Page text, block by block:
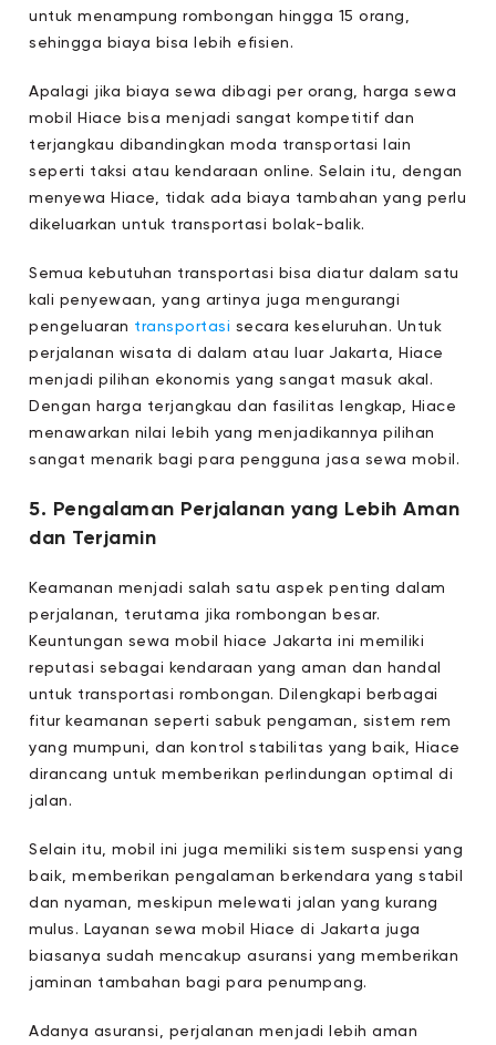
untuk menampung rombongan hingga 15 orang,
sehingga biaya bisa lebih efisien.
Apalagi jika biaya sewa dibagi per orang, harga sewa
mobil Hiace bisa menjadi sangat kompetitif dan
terjangkau dibandingkan moda transportasi lain
seperti taksi atau kendaraan online. Selain itu, dengan
menyewa Hiace, tidak ada biaya tambahan yang perlu
dikeluarkan untuk transportasi bolak-balik.
Semua kebutuhan transportasi bisa diatur dalam satu
kali penyewaan, yang artinya juga mengurangi
pengeluaran transportasi secara keseluruhan. Untuk
perjalanan wisata di dalam atau luar Jakarta, Hiace
menjadi pilihan ekonomis yang sangat masuk akal.
Dengan harga terjangkau dan fasilitas lengkap, Hiace
menawarkan nilai lebih yang menjadikannya pilihan
sangat menarik bagi para pengguna jasa sewa mobil.
5. Pengalaman Perjalanan yang Lebih Aman
dan Terjamin
Keamanan menjadi salah satu aspek penting dalam
perjalanan, terutama jika rombongan besar.
Keuntungan sewa mobil hiace Jakarta ini memiliki
reputasi sebagai kendaraan yang aman dan handal
untuk transportasi rombongan. Dilengkapi berbagai
fitur keamanan seperti sabuk pengaman, sistem rem
yang mumpuni, dan kontrol stabilitas yang baik, Hiace
dirancang untuk memberikan perlindungan optimal di
jalan.
Selain itu, mobil ini juga memiliki sistem suspensi yang
baik, memberikan pengalaman berkendara yang stabil
dan nyaman, meskipun melewati jalan yang kurang
mulus. Layanan sewa mobil Hiace di Jakarta juga
biasanya sudah mencakup asuransi yang memberikan
jaminan tambahan bagi para penumpang.
Adanya asuransi, perjalanan menjadi lebih aman